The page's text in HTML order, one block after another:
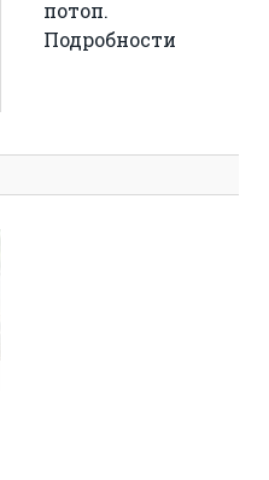
потоп.
Подробности